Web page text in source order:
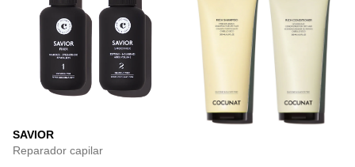
SAVIOR
Reparador capilar